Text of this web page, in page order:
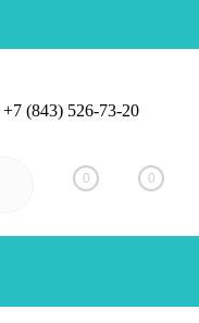
Вход
+7 (843) 526-73-20
0 0